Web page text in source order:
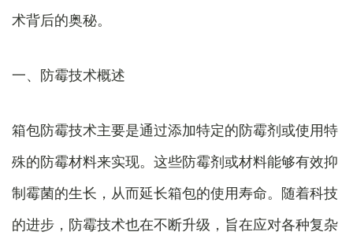
术背后的奥秘。
一、防霉技术概述
箱包防霉技术主要是通过添加特定的防霉剂或使用特
殊的防霉材料来实现。这些防霉剂或材料能够有效抑
制霉菌的生长，从而延长箱包的使用寿命。随着科技
的进步，防霉技术也在不断升级，旨在应对各种复杂